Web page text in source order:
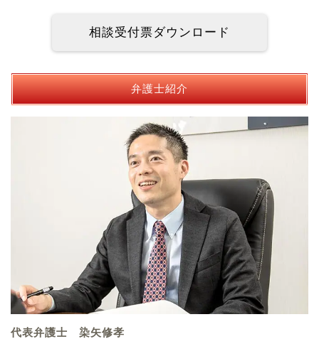
相談受付票ダウンロード
弁護士紹介
代表弁護士 染矢修孝